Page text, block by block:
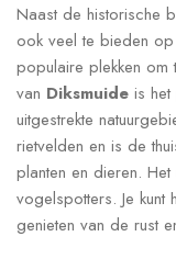
Naast de historische
ook veel te bieden
populaire plekken om
van Diksmuide is
uitgestrekte
rietvelden en is de
planten en dieren.
vogelspotters. Je kunt
genieten van de rust